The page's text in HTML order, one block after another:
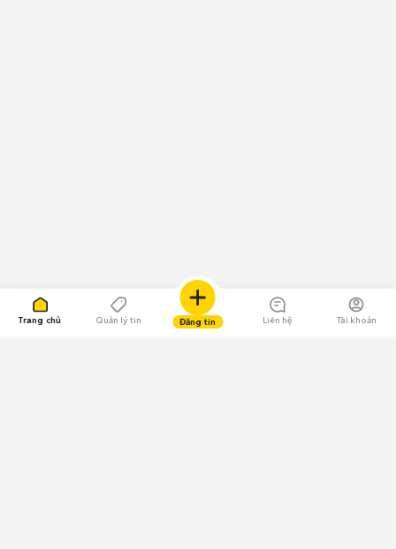
Trang chủ Quản lý tin Đăng tin Liên hệ Tài khoản